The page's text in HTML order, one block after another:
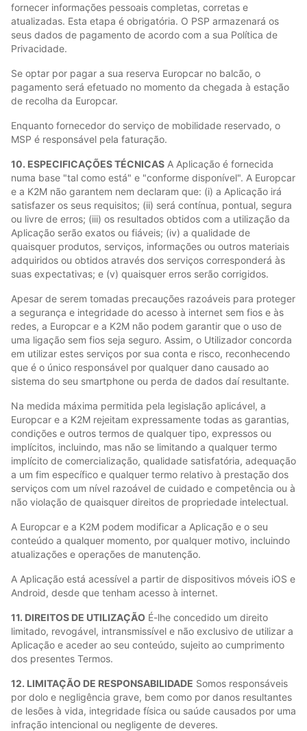
fornecer informações pessoais completas, corretas e
atualizadas. Esta etapa é obrigatória. O PSP armazenará os
seus dados de pagamento de acordo com a sua Política de
Privacidade.
Se optar por pagar a sua reserva Europcar no balcão, o
pagamento será efetuado no momento da chegada à estação
de recolha da Europcar.
Enquanto fornecedor do serviço de mobilidade reservado, o
MSP é responsável pela faturação.
10. ESPECIFICAÇÕES TÉCNICAS A Aplicação é fornecida
numa base "tal como está" e "conforme disponível". A Europcar
e a K2M não garantem nem declaram que: (i) a Aplicação irá
satisfazer os seus requisitos; (ii) será contínua, pontual, segura
ou livre de erros; (iii) os resultados obtidos com a utilização da
Aplicação serão exatos ou fiáveis; (iv) a qualidade de
quaisquer produtos, serviços, informações ou outros materiais
adquiridos ou obtidos através dos serviços corresponderá às
suas expectativas; e (v) quaisquer erros serão corrigidos.
Apesar de serem tomadas precauções razoáveis para proteger
a segurança e integridade do acesso à internet sem fios e às
redes, a Europcar e a K2M não podem garantir que o uso de
uma ligação sem fios seja seguro. Assim, o Utilizador concorda
em utilizar estes serviços por sua conta e risco, reconhecendo
que é o único responsável por qualquer dano causado ao
sistema do seu smartphone ou perda de dados daí resultante.
Na medida máxima permitida pela legislação aplicável, a
Europcar e a K2M rejeitam expressamente todas as garantias,
condições e outros termos de qualquer tipo, expressos ou
implícitos, incluindo, mas não se limitando a qualquer termo
implícito de comercialização, qualidade satisfatória, adequação
a um fim específico e qualquer termo relativo à prestação dos
serviços com um nível razoável de cuidado e competência ou à
não violação de quaisquer direitos de propriedade intelectual.
A Europcar e a K2M podem modificar a Aplicação e o seu
conteúdo a qualquer momento, por qualquer motivo, incluindo
atualizações e operações de manutenção.
A Aplicação está acessível a partir de dispositivos móveis iOS e
Android, desde que tenham acesso à internet.
11. DIREITOS DE UTILIZAÇÃO É-lhe concedido um direito
limitado, revogável, intransmissível e não exclusivo de utilizar a
Aplicação e aceder ao seu conteúdo, sujeito ao cumprimento
dos presentes Termos.
12. LIMITAÇÃO DE RESPONSABILIDADE Somos responsáveis
por dolo e negligência grave, bem como por danos resultantes
de lesões à vida, integridade física ou saúde causados por uma
infração intencional ou negligente de deveres.